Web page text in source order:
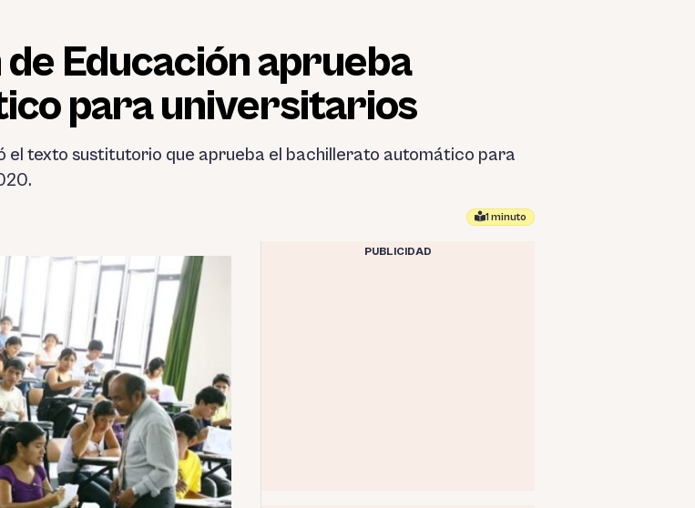
Educación aprueba
para universitarios
el texto sustitutorio que aprueba el bachillerato automático para
1 minuto
PUBLICIDAD